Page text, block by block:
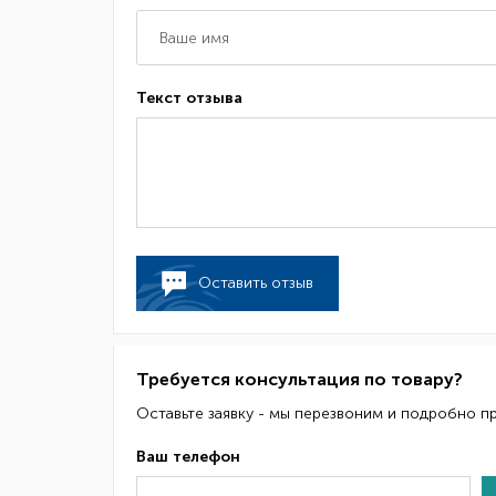
Текст отзыва
Оставить отзыв
Требуется консультация по товару?
Оставьте заявку - мы перезвоним и подробно
Ваш телефон